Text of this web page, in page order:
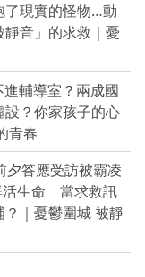
了現實的怪物…動
音」的求救｜憂
輔導室？兩成國
？你家孩子的心
青春
夕答應受訪被霸凌
活生命 當求救訊
｜憂鬱圍城 被靜